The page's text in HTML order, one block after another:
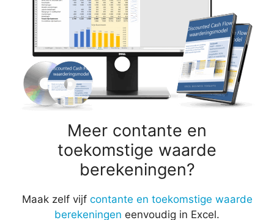
Meer contante en
toekomstige waarde
berekeningen?
Maak zelf vijf contante en toekomstige waarde
berekeningen eenvoudig in Excel.